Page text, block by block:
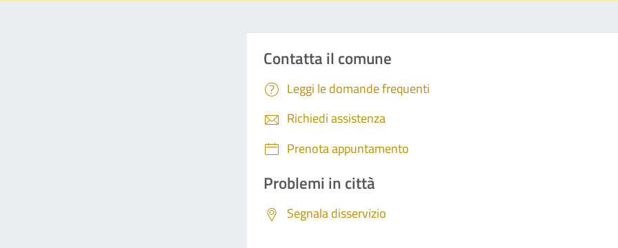
Contatta il comune
Leggi le domande frequenti
Richiedi assistenza
Prenota appuntamento
Problemi in città
Segnala disservizio